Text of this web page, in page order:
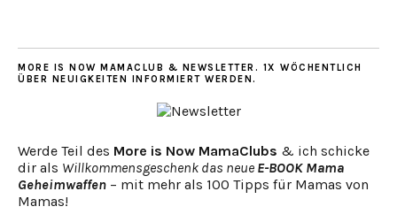
MORE IS NOW MAMACLUB & NEWSLETTER. 1X WÖCHENTLICH
ÜBER NEUIGKEITEN INFORMIERT WERDEN.
Werde Teil des More is Now MamaClubs & ich schicke
dir als Willkommensgeschenk das neue E-BOOK Mama
Geheimwaffen – mit mehr als 100 Tipps für Mamas von
Mamas!